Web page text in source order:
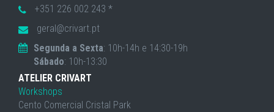
+351 226 002 243 *
geral@crivart.pt
Segunda a Sexta: 10h-14h e 14:30-19h
Sábado: 10h-13:30
ATELIER CRIVART
Workshops
Cento Comercial Cristal Park